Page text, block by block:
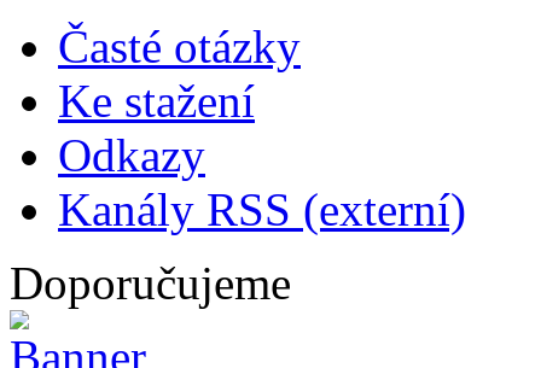
Časté otázky
Ke stažení
Odkazy
Kanály RSS (externí)
Doporučujeme